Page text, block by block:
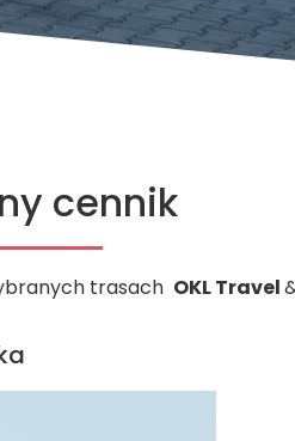
cennik
trasach OKL Travel